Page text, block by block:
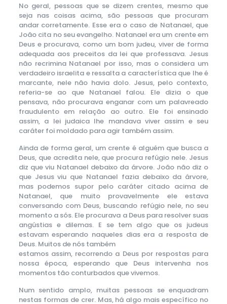
No geral, pessoas que se dizem crentes, mesmo que
seja nas coisas acima, são pessoas que procuram
andar corretamente. Esse era o caso de Natanael, que
João cita no seu evangelho. Natanael era um crente em
Deus e procurava, como um bom judeu, viver de forma
adequada aos preceitos da lei que professava. Jesus
não recrimina Natanael por isso, mas o considera um
verdadeiro israelita e ressalta a característica que lhe é
marcante, nele não havia dolo. Jesus, pelo contexto,
referia-se ao que Natanael falou. Ele dizia o que
pensava, não procurava enganar com um palavreado
fraudulento em relação ao outro. Ele foi ensinado
assim, a lei judaica lhe mandava viver assim e seu
caráter foi moldado para agir também assim.
Ainda de forma geral, um crente é alguém que busca a
Deus, que acredita nele, que procura refúgio nele. Jesus
diz que viu Natanael debaixo da árvore. João não diz o
que Jesus viu que Natanael fazia debaixo da árvore,
mas podemos supor pelo caráter citado acima de
Natanael, que muito provavelmente ele estava
conversando com Deus, buscando refúgio nele, no seu
momento a sós. Ele procurava a Deus para resolver suas
angústias e dilemas. E se tem algo que os judeus
estavam esperando naqueles dias era a resposta de
Deus. Muitos de nós também
estamos assim, recorrendo a Deus por respostas para
nossa época, esperando que Deus intervenha nos
momentos tão conturbados que vivemos.
Num sentido amplo, muitas pessoas se enquadram
nestas formas de crer. Mas, há algo mais específico no